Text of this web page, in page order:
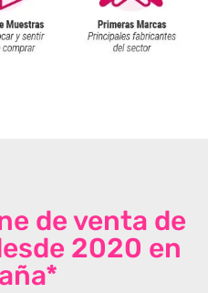
de venta de
2020 en